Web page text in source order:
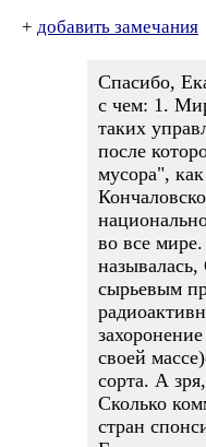
+ добавить замечания
Спасибо,
с чем: 1.
таких
после
мусора",
во все
сырьевым
своей
сорта. А
Сколько
стран